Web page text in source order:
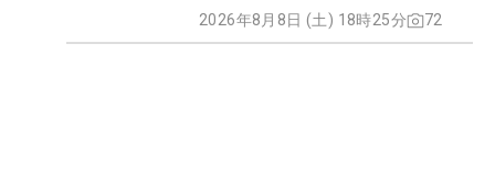
2026年8月8日 (土) 18時25分 72